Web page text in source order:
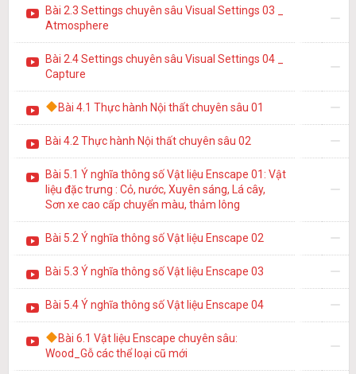
Bài 2.3 Settings chuyên sâu Visual Settings 03 _
Atmosphere
Bài 2.4 Settings chuyên sâu Visual Settings 04 _
Capture
Bài 4.1 Thực hành Nội thất chuyên sâu 01
Bài 4.2 Thực hành Nội thất chuyên sâu 02
Bài 5.1 Ý nghĩa thông số Vật liệu Enscape 01: Vật
liệu đặc trưng : Cỏ, nước, Xuyên sáng, Lá cây,
Sơn xe cao cấp chuyển màu, thảm lông
Bài 5.2 Ý nghĩa thông số Vật liệu Enscape 02
Bài 5.3 Ý nghĩa thông số Vật liệu Enscape 03
Bài 5.4 Ý nghĩa thông số Vật liệu Enscape 04
Bài 6.1 Vật liệu Enscape chuyên sâu:
Wood_Gỗ các thể loại cũ mới